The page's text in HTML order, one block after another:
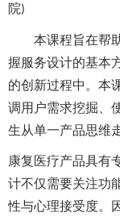
院)
本课程旨在帮
握服务设计的基本
的创新过程中。本
调用户需求挖掘、
生从单一产品思维
康复医疗产品具有
计不仅需要关注功
性与心理接受度。